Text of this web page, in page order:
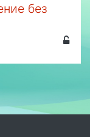
без